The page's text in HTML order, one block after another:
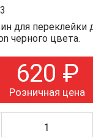
для переклейки
черного цвета.
620 ₽
Розничная цена